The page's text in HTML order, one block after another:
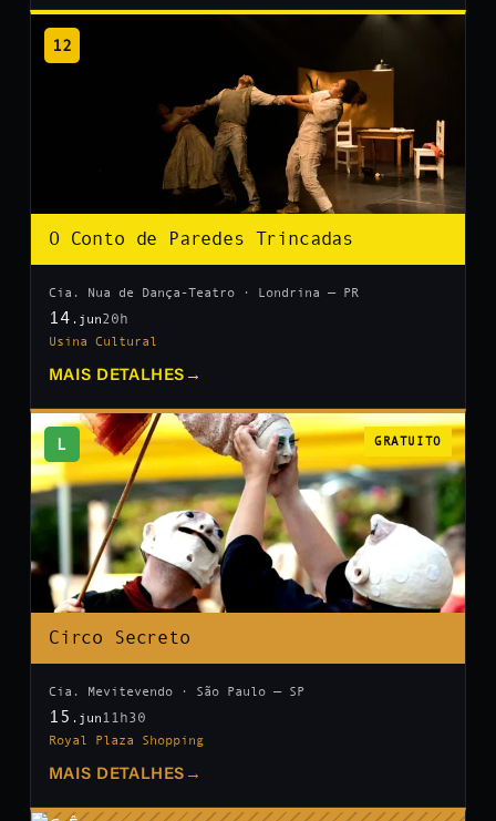
12
O Conto de Paredes Trincadas
Cia. Nua de Dança-Teatro · Londrina — PR
14 .jun20h
Usina Cultural
MAIS DETALHES →
L GRATUITO
Circo Secreto
Cia. Mevitevendo · São Paulo — SP
15 .jun 11h30
Royal Plaza Shopping
MAIS DETALHES →